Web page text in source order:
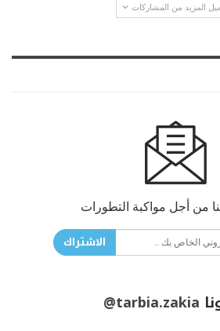
المزيد من المشاركات
من أجل مواكبة التطورات
الاشتراك
@tarbia.zakia